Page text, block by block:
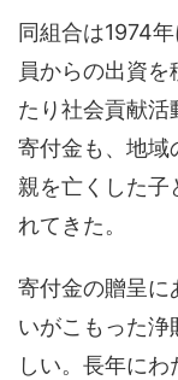
同組合は1974
員からの出資
たり社会貢献活
寄付金も、地域
親を亡くした子
れてきた。
寄付金の贈呈に
いがこもった浄
しい。長年に